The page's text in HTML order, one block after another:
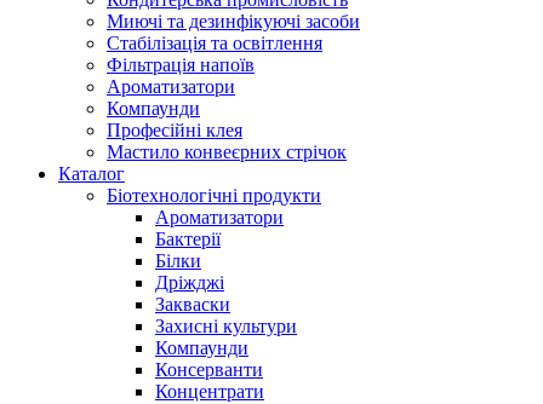
Миючі та дезинфікуючі засоби
Стабілізація та освітлення
Фільтрація напоїв
Ароматизатори
Компаунди
Професійні клея
Мастило конвеєрних стрічок
Каталог
Біотехнологічні продукти
Ароматизатори
Бактерії
Білки
Дріжджі
Закваски
Захисні культури
Компаунди
Консерванти
Концентрати